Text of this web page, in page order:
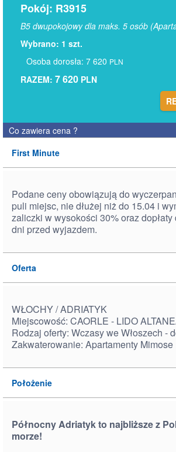
Pokój: R3915
B5 dwupokojowy dla maks. 5 osób
Wybrano: 1 szt.
Osoba dorosła: 7 620 PLN
RAZEM: 7 620 PLN
Co zawiera cena ?
First Minute
Podane ceny obowiązują do
puli miejsc, nie dłużej niż do 15.04 i
zaliczki w wysokości 30% oraz
dni przed wyjazdem.
Oferta
WŁOCHY / ADRIATYK
Miejscowość: CAORLE - LIDO
Rodzaj oferty: Wczasy we Włoszech -
Zakwaterowanie: Apartamenty Mimose
Położenie
Północny Adriatyk to najbliższe z
morze!